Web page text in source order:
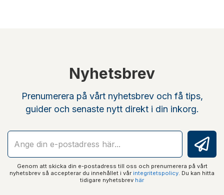
Nyhetsbrev
Prenumerera på vårt nyhetsbrev och få tips,
guider och senaste nytt direkt i din inkorg.
Genom att skicka din e-postadress till oss och prenumerera på vårt
nyhetsbrev så accepterar du innehållet i vår integritetspolicy. Du kan hitta
tidigare nyhetsbrev här